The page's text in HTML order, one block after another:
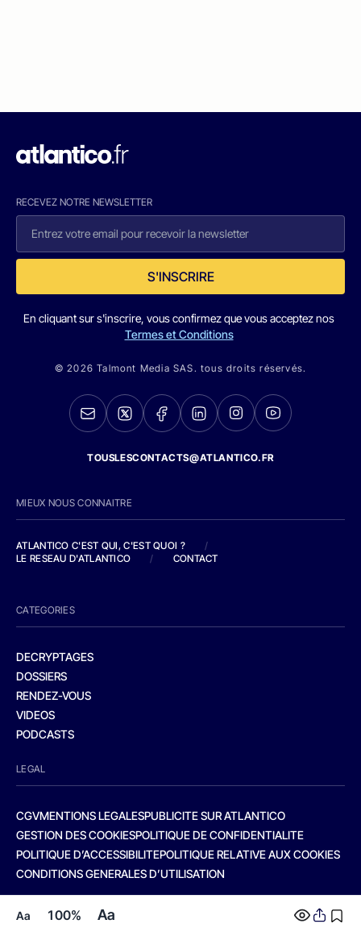
Aa 100% Aa
RECEVEZ NOTRE NEWSLETTER
S'INSCRIRE
En cliquant sur s'inscrire, vous confirmez que vous acceptez nos
Termes et Conditions
© 2026 Talmont Media SAS. tous droits réservés.
TOUSLESCONTACTS@ATLANTICO.FR
MIEUX NOUS CONNAITRE
ATLANTICO C'EST QUI, C'EST QUOI ?
/
LE RESEAU D'ATLANTICO
/ CONTACT
CATEGORIES
DECRYPTAGES
DOSSIERS
RENDEZ-VOUS
VIDEOS
PODCASTS
LEGAL
CGVMENTIONS LEGALESPUBLICITE SUR ATLANTICO
GESTION DES COOKIESPOLITIQUE DE CONFIDENTIALITE
POLITIQUE D’ACCESSIBILITEPOLITIQUE RELATIVE AUX COOKIES
CONDITIONS GENERALES D’UTILISATION